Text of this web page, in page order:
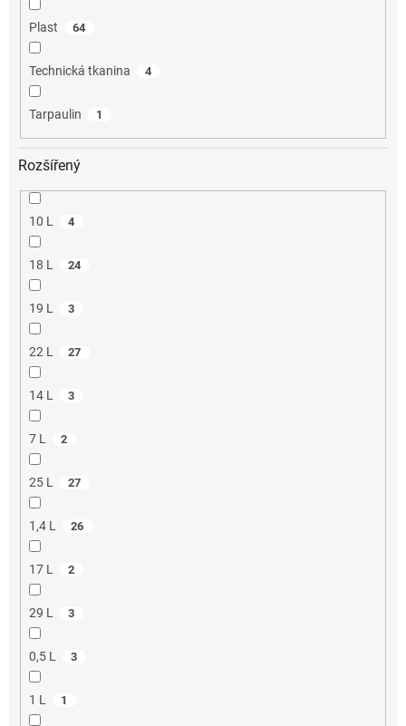
Plast 64
Technická tkanina 4
Tarpaulin 1
Rozšířený
10 L 4
18 L 24
19 L 3
22 L 27
14 L 3
7 L 2
25 L 27
1,4 L 26
17 L 2
29 L 3
0,5 L 3
1 L 1